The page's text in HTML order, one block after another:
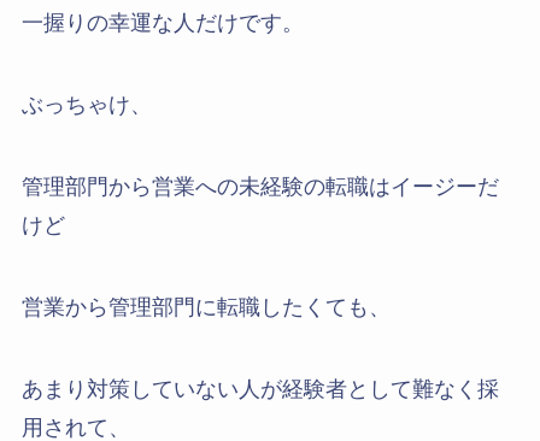
一握りの幸運な人だけです。
ぶっちゃけ、
管理部門から営業への未経験の転職はイージーだ
けど
営業から管理部門に転職したくても、
あまり対策していない人が経験者として難なく採
用されて、